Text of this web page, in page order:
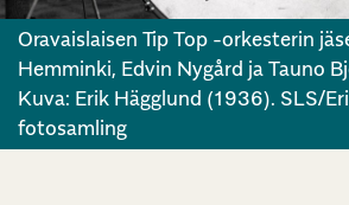
Oravaislaisen Tip Top -orkesterin
Hemminki, Edvin Nygård ja Tauno
Kuva: Erik Hägglund (1936). SLS/
fotosamling